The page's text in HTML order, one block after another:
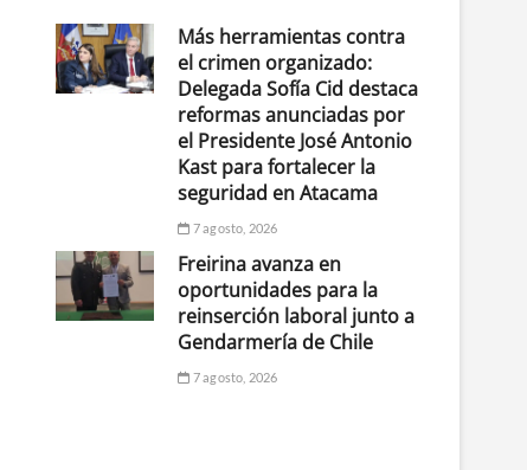
Más herramientas contra
el crimen organizado:
Delegada Sofía Cid destaca
reformas anunciadas por
el Presidente José Antonio
Kast para fortalecer la
seguridad en Atacama
7 agosto, 2026
Freirina avanza en
oportunidades para la
reinserción laboral junto a
Gendarmería de Chile
7 agosto, 2026